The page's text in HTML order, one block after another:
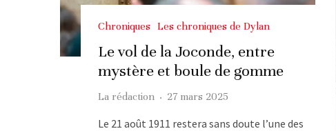
Chroniques Les chroniques de Dylan
Le vol de la Joconde, entre
mystère et boule de gomme
La rédaction · 27 mars 2025
Le 21 août 1911 restera sans doute l’une des